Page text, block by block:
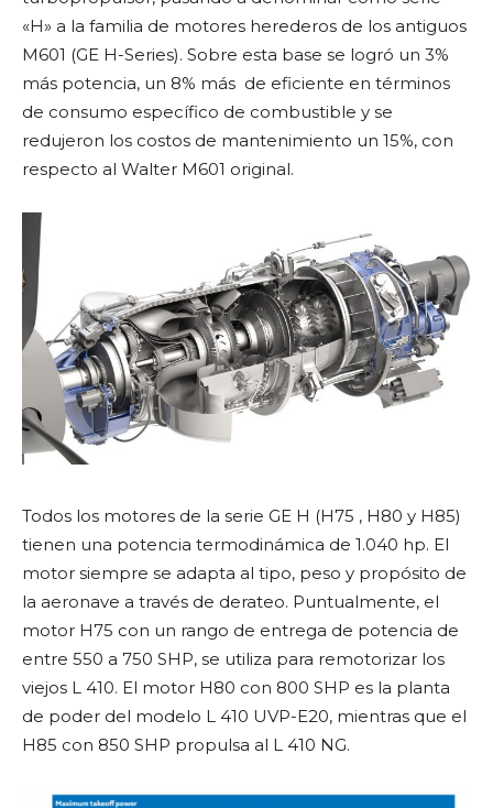
«H» a la familia de motores herederos de los antiguos
M601 (GE H-Series). Sobre esta base se logró un 3%
más potencia, un 8% más de eficiente en términos
de consumo específico de combustible y se
redujeron los costos de mantenimiento un 15%, con
respecto al Walter M601 original.
Todos los motores de la serie GE H (H75 , H80 y H85)
tienen una potencia termodinámica de 1.040 hp. El
motor siempre se adapta al tipo, peso y propósito de
la aeronave a través de derateo. Puntualmente, el
motor H75 con un rango de entrega de potencia de
entre 550 a 750 SHP, se utiliza para remotorizar los
viejos L 410. El motor H80 con 800 SHP es la planta
de poder del modelo L 410 UVP-E20, mientras que el
H85 con 850 SHP propulsa al L 410 NG.